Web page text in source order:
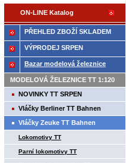
PŘEHLED ZBOŽÍ SKLADEM
VÝPRODEJ SRPEN
Bazar modelová železnice
MODELOVÁ ŽELEZNICE TT 1:120
NOVINKY TT SRPEN
Vláčky Berliner TT Bahnen
Vláčky Zeuke TT Bahnen
Lokomotivy TT
Parní lokomotivy TT
ON-LINE Katalog